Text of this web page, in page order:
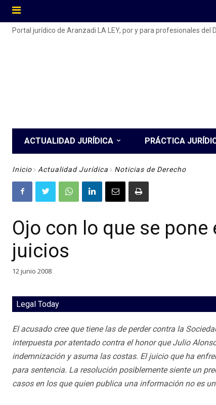
Portal jurídico de Aranzadi LA LEY, por y para profesionales del
ACTUALIDAD JURÍDICA PRÁCTICA
Inicio Actualidad Jurídica Noticias de Derecho
Ojo con lo que se pone
juicios
12 junio 2008
Legal Today
El acusado cree que tiene las de perder contra la
interpuesta por atentado contra el honor que Julio
indemnización y asuma las costas. El juicio que ha
para sentencia. La resolución posiblemente siente un
casos en los que quien publica una información no es